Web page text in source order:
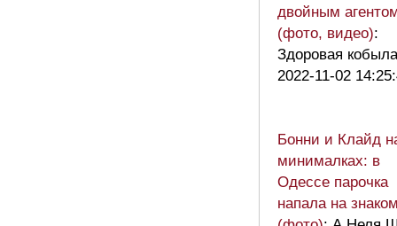
двойным
(фото, видео):
Здоровая
2022-11-02
Бонни и Клайд
минималках: в
Одессе парочка
напала на